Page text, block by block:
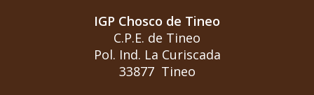
IGP Chosco de Tineo
C.P.E. de Tineo
Pol. Ind. La Curiscada
33877 Tineo